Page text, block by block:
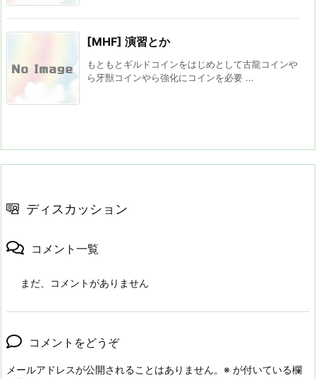
[MHF] 演習とか
もともとギルドコインをはじめとして古龍コインや
ら牙獣コインやら強化にコインを必要 ...
ディスカッション
コメント一覧
まだ、コメントがありません
コメントをどうぞ
メールアドレスが公開されることはありません。 ※ が付いている欄